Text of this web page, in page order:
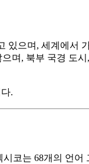
으며, 세계에서
며, 북부 국경 도
.
코는 68개의 언